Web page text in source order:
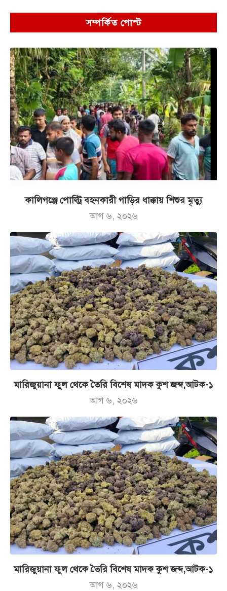
সম্পর্কিত পোস্ট
কালিগঞ্জে পোল্ট্রি বহনকারী গাড়ির ধাক্কায় শিশুর মৃত্যু
আগ ৬, ২০২৬
মারিজুয়ানা ফুল থেকে তৈরি বিশেষ মাদক কুশ জব্দ,আটক-১
আগ ৬, ২০২৬
মারিজুয়ানা ফুল থেকে তৈরি বিশেষ মাদক কুশ জব্দ,আটক-১
আগ ৬, ২০২৬